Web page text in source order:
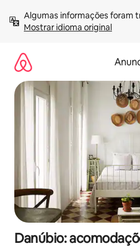
para
Mostrar idioma original
Danúbio: